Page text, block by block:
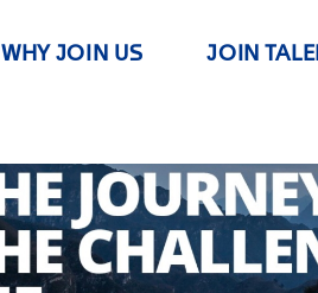
WHY JOIN US JOIN